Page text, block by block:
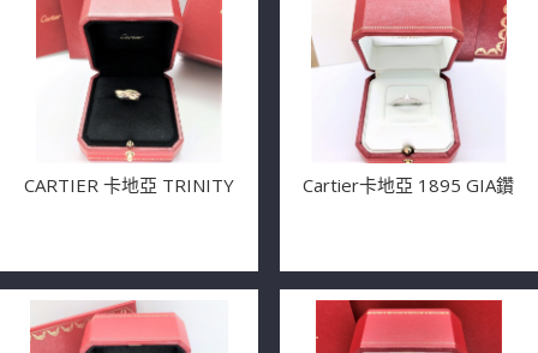
CARTIER 卡地亞 TRINITY Cartier卡地亞 1895 GIA鑽